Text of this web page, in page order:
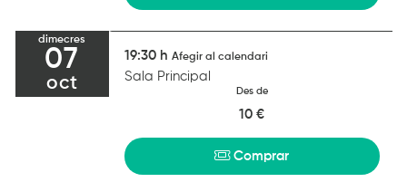
dimecres
07
oct
19:30 h Afegir al calendari
Sala Principal
Des de
10 €
Comprar